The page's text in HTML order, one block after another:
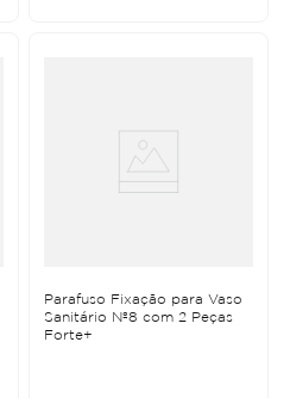
Parafuso Fixação para Vaso
Sanitário Nº8 com 2 Peças
Forte+